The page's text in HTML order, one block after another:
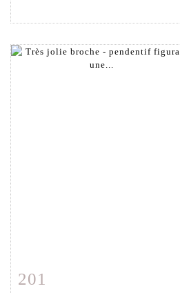
Fiche détaillée
201